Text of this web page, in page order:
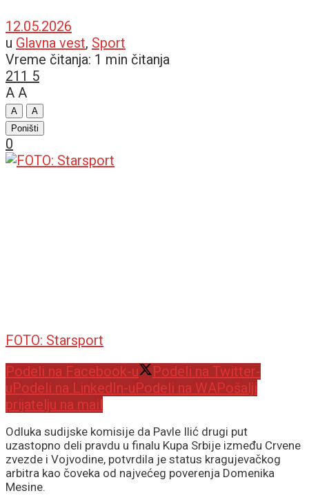
12.05.2026
u Glavna vest, Sport
Vreme čitanja: 1 min čitanja
211 5
A A
A
A
Poništi
0
FOTO: Starsport
Podeli na Facebook-u
Podeli na Twitter-
uPodeli na LinkedIn-uPodeli na WAPošalji
prijatelju na mail
Odluka sudijske komisije da Pavle Ilić drugi put
uzastopno deli pravdu u finalu Kupa Srbije između Crvene
zvezde i Vojvodine, potvrdila je status kragujevačkog
arbitra kao čoveka od najvećeg poverenja Domenika
Mesine.